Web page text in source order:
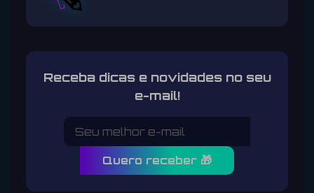
Receba dicas e novidades no seu
e-mail!
Quero receber 🎁